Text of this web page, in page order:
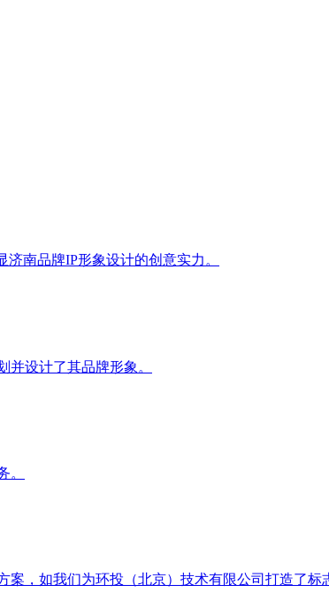
南品牌IP形象设计的创意实力。
设计了其品牌形象。
。
，如我们为环投（北京）技术有限公司打造了标